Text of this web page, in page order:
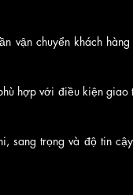
vận chuyển khách
hợp với điều kiện giao
sang trọng và độ tin